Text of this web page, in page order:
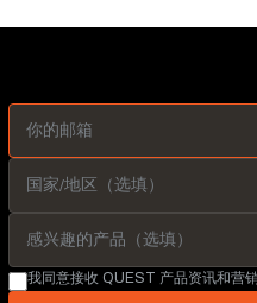
我同意接收 QUEST 产品资讯和营销